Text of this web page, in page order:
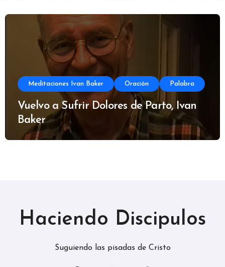
Meditaciones Ivan Baker Oración Palabra
Vuelvo a Sufrir Dolores de Parto, Ivan
Baker
Haciendo Discipulos
Suguiendo las pisadas de Cristo